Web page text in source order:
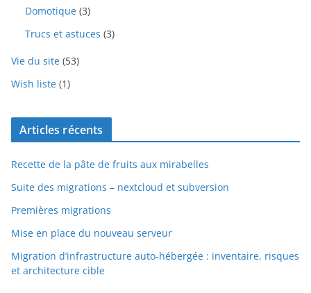
Domotique (3)
Trucs et astuces (3)
Vie du site (53)
Wish liste (1)
Articles récents
Recette de la pâte de fruits aux mirabelles
Suite des migrations – nextcloud et subversion
Premières migrations
Mise en place du nouveau serveur
Migration d’infrastructure auto-hébergée : inventaire, risques
et architecture cible